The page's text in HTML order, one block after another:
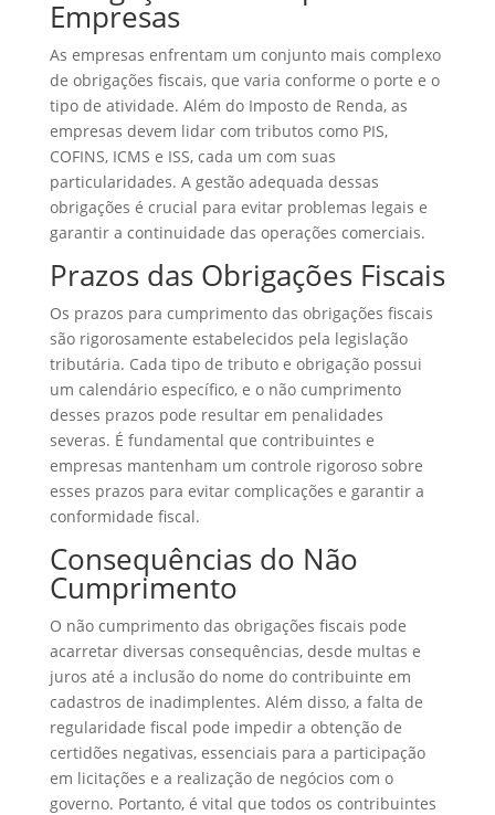
Empresas
As empresas enfrentam um conjunto mais complexo
de obrigações fiscais, que varia conforme o porte e o
tipo de atividade. Além do Imposto de Renda, as
empresas devem lidar com tributos como PIS,
COFINS, ICMS e ISS, cada um com suas
particularidades. A gestão adequada dessas
obrigações é crucial para evitar problemas legais e
garantir a continuidade das operações comerciais.
Prazos das Obrigações Fiscais
Os prazos para cumprimento das obrigações fiscais
são rigorosamente estabelecidos pela legislação
tributária. Cada tipo de tributo e obrigação possui
um calendário específico, e o não cumprimento
desses prazos pode resultar em penalidades
severas. É fundamental que contribuintes e
empresas mantenham um controle rigoroso sobre
esses prazos para evitar complicações e garantir a
conformidade fiscal.
Consequências do Não
Cumprimento
O não cumprimento das obrigações fiscais pode
acarretar diversas consequências, desde multas e
juros até a inclusão do nome do contribuinte em
cadastros de inadimplentes. Além disso, a falta de
regularidade fiscal pode impedir a obtenção de
certidões negativas, essenciais para a participação
em licitações e a realização de negócios com o
governo. Portanto, é vital que todos os contribuintes